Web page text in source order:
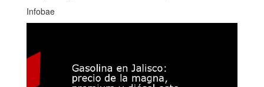
Infobae